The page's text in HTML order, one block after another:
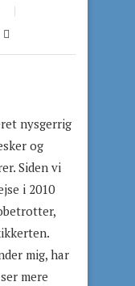
nysgerrig
og
Siden vi
i 2010
mig, har
mere